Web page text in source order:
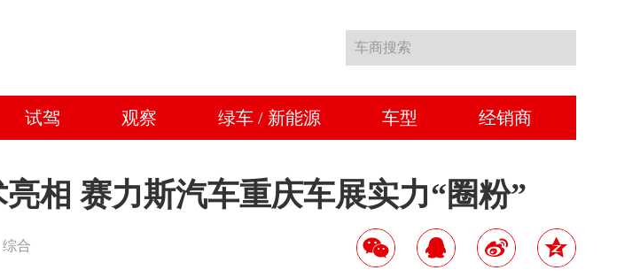
车商搜索
试驾 观察 绿车 / 新能源 车型 经销商
相 赛力斯汽车重庆车展实力“圈粉”
综合